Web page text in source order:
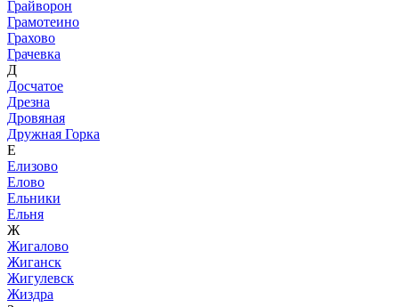
Грайворон
Грамотеино
Грахово
Грачевка
Д
Досчатое
Дрезна
Дровяная
Дружная Горка
Е
Елизово
Елово
Ельники
Ельня
Ж
Жигалово
Жиганск
Жигулевск
Жиздра